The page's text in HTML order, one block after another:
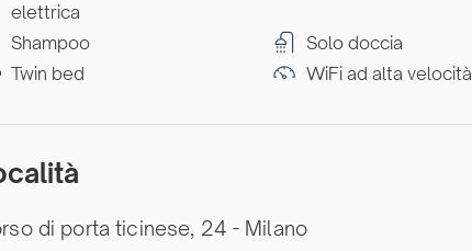
elettrica
Shampoo Solo doccia
Twin bed
WiFi ad alta velocità
di porta ticinese, 24 - Milano